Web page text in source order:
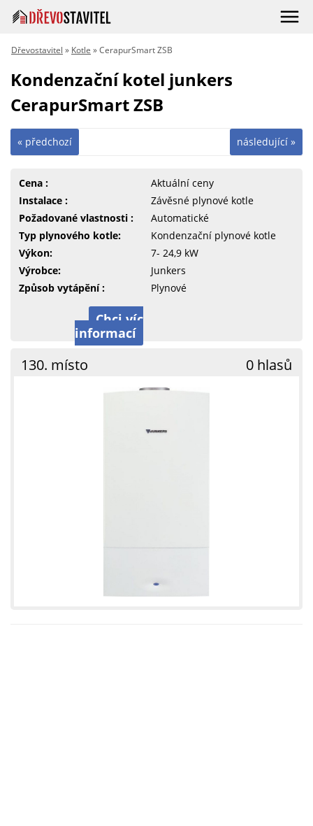
Dřevostavitel » Kotle » CerapurSmart ZSB
Kondenzační kotel junkers
CerapurSmart ZSB
následující »
« předchozí
Cena :
Aktuální ceny
Instalace :
Závěsné plynové kotle
Požadované vlastnosti :
Automatické
Typ plynového kotle:
Kondenzační plynové kotle
Výkon:
7- 24,9 kW
Výrobce:
Junkers
Způsob vytápění :
Plynové
Chci víc
informací
130. místo 0 hlasů